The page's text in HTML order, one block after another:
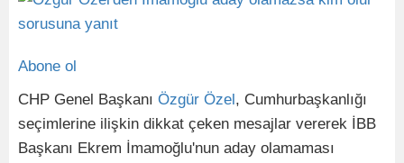
Abone ol
CHP Genel Başkanı Özgür Özel, Cumhurbaşkanlığı
seçimlerine ilişkin dikkat çeken mesajlar vererek İBB
Başkanı Ekrem İmamoğlu'nun aday olamaması